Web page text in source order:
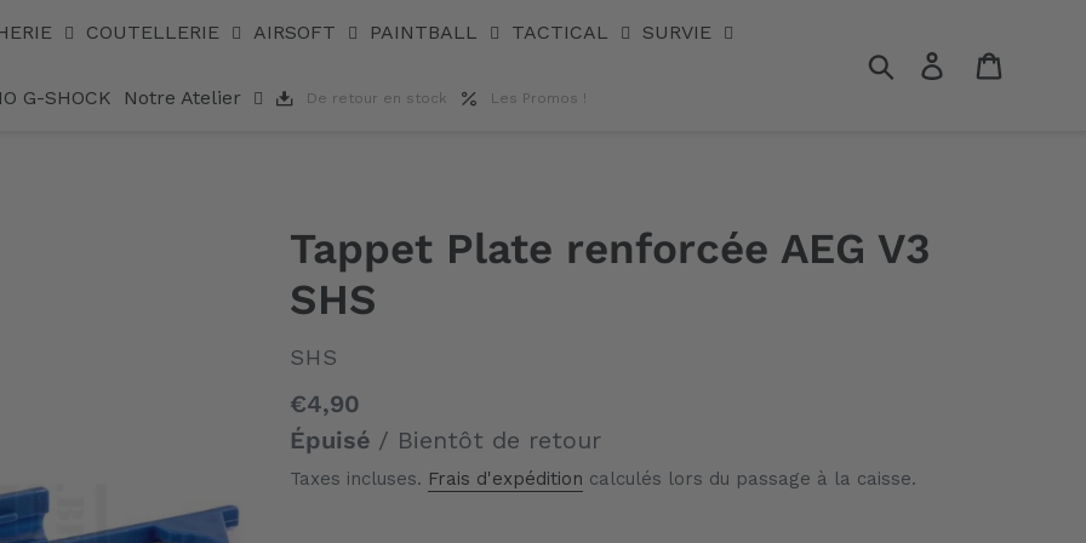
COUTELLERIE AIRSOFT PAINTBALL TACTICAL SURVIE
G-SHOCK Notre Atelier De retour en stock Les Promos !
RechercherSe connecter
Tappet Plate renforcée AEG V3
SHS
DISTRIBUTEUR
SHS
Prix
normal
€4,90
Épuisé / Bientôt de retour
Taxes incluses. Frais d'expédition calculés lors du passage à la caisse.